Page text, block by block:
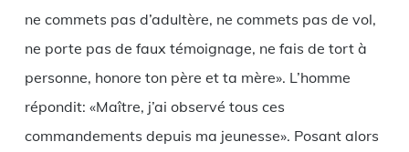
ne commets pas d’adultère, ne commets pas de vol,
ne porte pas de faux témoignage, ne fais de tort à
personne, honore ton père et ta mère». L’homme
répondit: «Maître, j’ai observé tous ces
commandements depuis ma jeunesse». Posant alors